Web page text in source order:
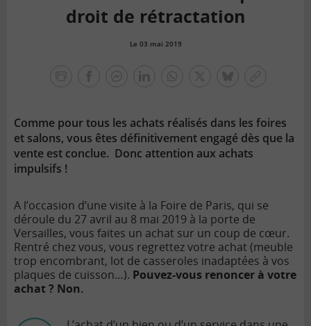
droit de rétractation
Le 03 mai 2019
Comme pour tous les achats réalisés dans les foires
et salons, vous êtes définitivement engagé dès que la
vente est conclue. Donc attention aux achats
impulsifs !
A l’occasion d’une visite à la Foire de Paris, qui se
déroule du 27 avril au 8 mai 2019 à la porte de
Versailles, vous faites un achat sur un coup de cœur.
Rentré chez vous, vous regrettez votre achat (meuble
trop encombrant, lot de casseroles inadaptées à vos
plaques de cuisson…). Pouvez-vous renoncer à votre
achat ? Non.